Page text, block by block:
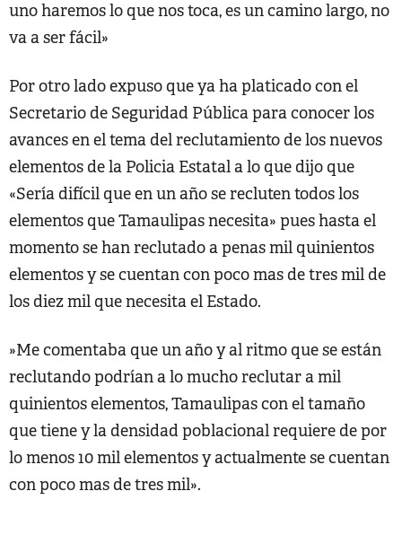
uno haremos lo que nos toca, es un camino largo, no
va a ser fácil»
Por otro lado expuso que ya ha platicado con el
Secretario de Seguridad Pública para conocer los
avances en el tema del reclutamiento de los nuevos
elementos de la Policia Estatal a lo que dijo que
«Sería difícil que en un año se recluten todos los
elementos que Tamaulipas necesita» pues hasta el
momento se han reclutado a penas mil quinientos
elementos y se cuentan con poco mas de tres mil de
los diez mil que necesita el Estado.
»Me comentaba que un año y al ritmo que se están
reclutando podrían a lo mucho reclutar a mil
quinientos elementos, Tamaulipas con el tamaño
que tiene y la densidad poblacional requiere de por
lo menos 10 mil elementos y actualmente se cuentan
con poco mas de tres mil».